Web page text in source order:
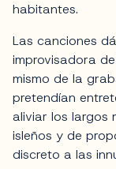
habitantes.
Las canciones
improvisadora
mismo de la
pretendían
aliviar los largos
isleños y de
discreto a las